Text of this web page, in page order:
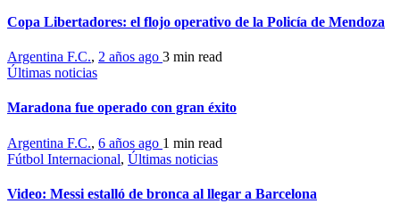
Copa Libertadores: el flojo operativo de la Policía de Mendoza
Argentina F.C., 2 años ago 3 min read
Últimas noticias
Maradona fue operado con gran éxito
Argentina F.C., 6 años ago 1 min read
Fútbol Internacional, Últimas noticias
Video: Messi estalló de bronca al llegar a Barcelona